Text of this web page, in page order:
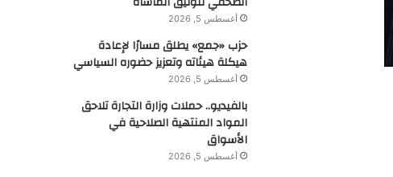
أغسطس 5, 2026
حزب «جمع» يطلق مسارًا لإعادة
هيكلة هيئاته وتعزيز حضوره السياسي
أغسطس 5, 2026
بالفيديو.. حملات وزارة التجارة تلاحق
المواد المنتهية الصلاحية في
الأسواق
أغسطس 5, 2026